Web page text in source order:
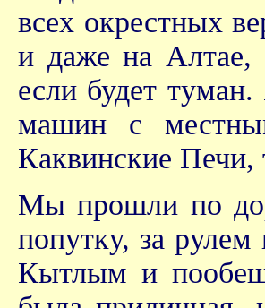
всех окрестных
и даже на Алтае,
если будет
машин с
Каквинские Печи,
Мы прошли по
попутку, за
Кытлым и